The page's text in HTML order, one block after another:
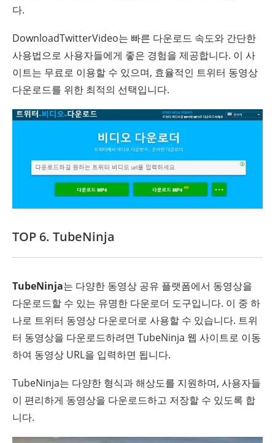
다.
DownloadTwitterVideo는 빠른 다운로드 속도와 간단한
사용법으로 사용자들에게 좋은 경험을 제공합니다. 이 사
이트는 무료로 이용할 수 있으며, 효율적인 트위터 동영상
다운로드를 위한 최적의 선택입니다.
TOP 6. TubeNinja
TubeNinja는 다양한 동영상 공유 플랫폼에서 동영상을
다운로드할 수 있는 유명한 다운로더 도구입니다. 이 중 하
나로 트위터 동영상 다운로더로 사용할 수 있습니다. 트위
터 동영상을 다운로드하려면 TubeNinja 웹 사이트로 이동
하여 동영상 URL을 입력하면 됩니다.
TubeNinja는 다양한 형식과 해상도를 지원하며, 사용자들
이 편리하게 동영상을 다운로드하고 저장할 수 있도록 합
니다.